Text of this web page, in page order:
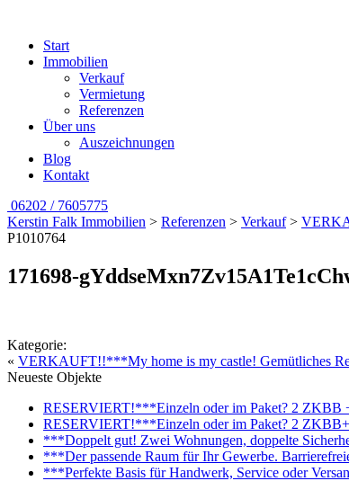
Start
Immobilien
Verkauf
Vermietung
Referenzen
Über uns
Auszeichnungen
Blog
Kontakt
06202 / 7605775
Kerstin Falk Immobilien > Referenzen > Verkauf>
P1010764
171698-
Kategorie:
« VERKAUFT!!***My home is my castle! Gemütliches
Neueste Objekte
RESERVIERT!***Einzeln oder im Paket? 2 ZKBB
RESERVIERT!***Einzeln oder im Paket? 2
***Doppelt gut! Zwei Wohnungen, doppelte
***Der passende Raum für Ihr Gewerbe.
***Perfekte Basis für Handwerk, Service oder